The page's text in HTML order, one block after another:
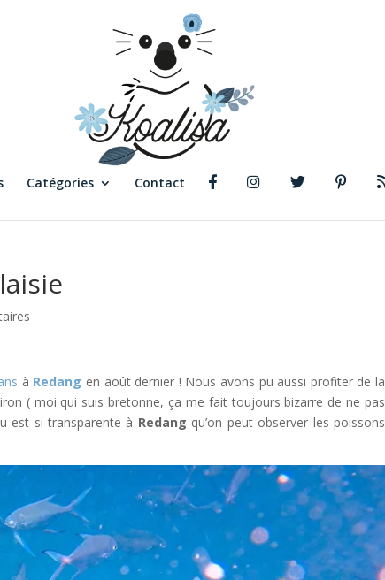
Catégories Contact
à Redang en août dernier ! Nous avons pu aussi profiter de la
( moi qui suis bretonne, ça me fait toujours bizarre de ne pas
est si transparente à Redang qu’on peut observer les poissons